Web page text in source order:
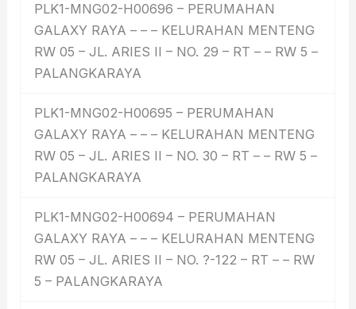
PLK1-MNG02-H00696 – PERUMAHAN
GALAXY RAYA – – – KELURAHAN MENTENG
RW 05 – JL. ARIES II – NO. 29 – RT – – RW 5 –
PALANGKARAYA
PLK1-MNG02-H00695 – PERUMAHAN
GALAXY RAYA – – – KELURAHAN MENTENG
RW 05 – JL. ARIES II – NO. 30 – RT – – RW 5 –
PALANGKARAYA
PLK1-MNG02-H00694 – PERUMAHAN
GALAXY RAYA – – – KELURAHAN MENTENG
RW 05 – JL. ARIES II – NO. ?-122 – RT – – RW
5 – PALANGKARAYA